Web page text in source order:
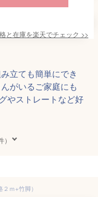
と在庫を楽天でチェック >>
立ても簡単にでき
がいるご家庭にも
やストレートなど好
ｍ+竹脚）